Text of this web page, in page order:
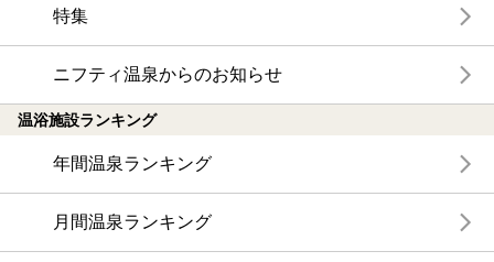
特集
ニフティ温泉からのお知らせ
温浴施設ランキング
年間温泉ランキング
月間温泉ランキング